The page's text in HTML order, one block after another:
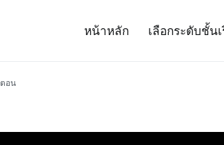
หน้าหลัก เลือกระดับชั้น
อน